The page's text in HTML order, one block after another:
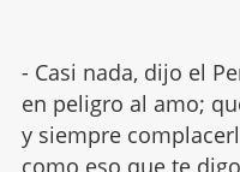
- Casi nada, dijo el
en peligro al amo;
y siempre
como eso que te